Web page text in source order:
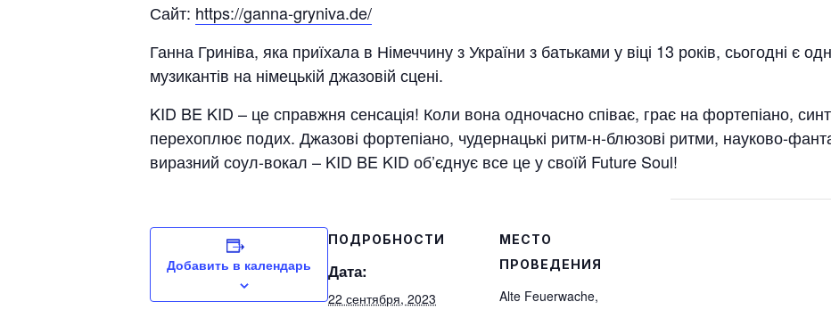
Сайт: https://ganna-gryniva.de/
Ганна Гриніва, яка приїхала в Німеччину з України з батьками у віці 13 років, сьогодні є
музикантів на німецькій джазовій сцені.
KID BE KID – це справжня сенсація! Коли вона одночасно співає, грає на фортепіано,
перехоплює подих. Джазові фортепіано, чудернацькі ритм-н-блюзові ритми, науково-
виразний соул-вокал – KID BE KID об’єднує все це у своїй Future Soul!
Добавить в календарь
ПОДРОБНОСТИ
Дата:
22 сентября, 2023
МЕСТО
ПРОВЕДЕНИЯ
Alte Feuerwache,